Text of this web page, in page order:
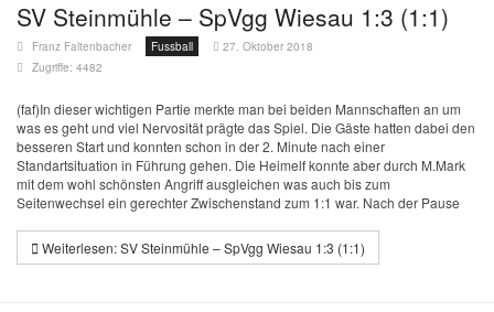
SV Steinmühle – SpVgg Wiesau 1:3 (1:1)
Franz Faltenbacher Fussball
27. Oktober 2018
Zugriffe: 4482
(faf)In dieser wichtigen Partie merkte man bei beiden Mannschaften an um
was es geht und viel Nervosität prägte das Spiel. Die Gäste hatten dabei den
besseren Start und konnten schon in der 2. Minute nach einer
Standartsituation in Führung gehen. Die Heimelf konnte aber durch M.Mark
mit dem wohl schönsten Angriff ausgleichen was auch bis zum
Seitenwechsel ein gerechter Zwischenstand zum 1:1 war. Nach der Pause
Weiterlesen: SV Steinmühle – SpVgg Wiesau 1:3 (1:1)